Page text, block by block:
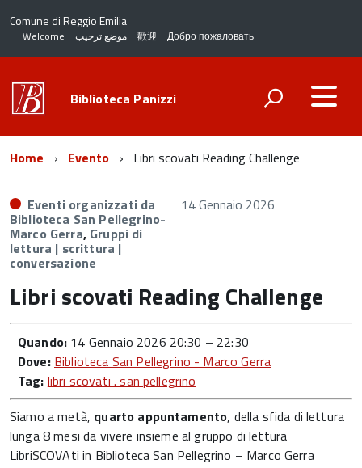
Comune di Reggio Emilia
Welcome موضع ترحيب 歡迎 Добро пожаловать
Biblioteca Panizzi
Home Evento Libri scovati Reading Challenge
Eventi organizzati da
Biblioteca San Pellegrino-
Marco Gerra, Gruppi di
lettura | scrittura |
conversazione
14 Gennaio 2026
Libri scovati Reading Challenge
Quando: 14 Gennaio 2026 20:30 – 22:30
Dove: Biblioteca San Pellegrino - Marco Gerra
Tag: libri scovati . san pellegrino
Siamo a metà, quarto appuntamento, della sfida di lettura
lunga 8 mesi da vivere insieme al gruppo di lettura
LibriSCOVAti in Biblioteca San Pellegrino – Marco Gerra